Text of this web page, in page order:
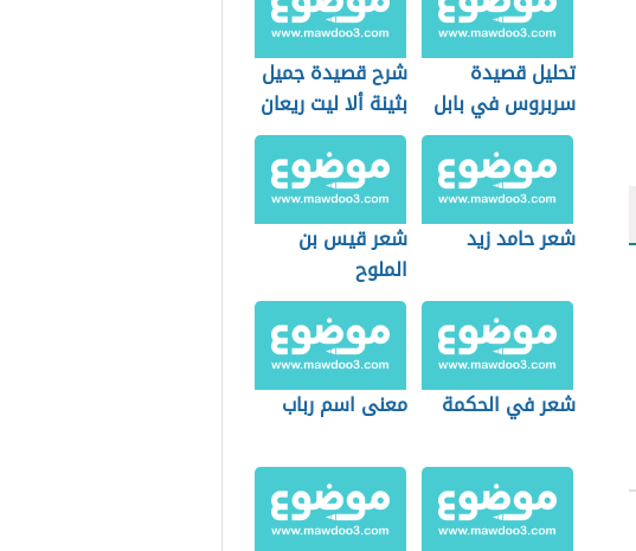
تحليل قصيدة
سربروس في بابل
شرح قصيدة جميل
بثينة ألا ليت ريعان
الشباب
شعر حامد زيد
شعر قيس بن
الملوح
شعر في الحكمة معنى اسم رباب